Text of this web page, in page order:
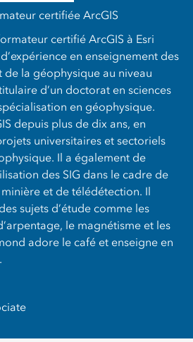
certifiée ArcGIS
certifié ArcGIS à Esri
en enseignement des
de la géophysique au niveau
d’un doctorat en sciences
en géophysique.
depuis plus de dix ans, en
universitaires et sectoriels
Il a également de
des SIG dans le cadre de
et de télédétection. Il
sujets d’étude comme les
le magnétisme et les
adore le café et enseigne en